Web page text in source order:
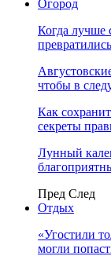
Огород
Когда лучше
чтобы в
Как
секреты
Лунный
Пред След
Отдых
«Угостили
могли